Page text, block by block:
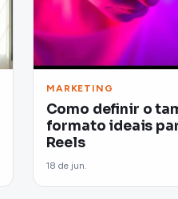
MARKETING
Como definir o
formato ideais
Reels
18 de jun.